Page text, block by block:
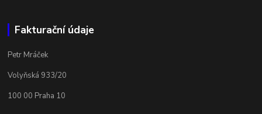
Fakturační údaje
Petr Mráček
Volyňská 933/20
100 00 Praha 10